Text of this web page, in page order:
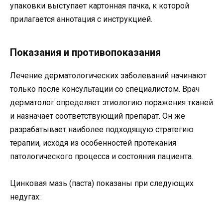
упаковки выступает картонная пачка, к которой
прилагается аннотация с инструкцией.
Показания и противопоказания
Лечение дерматологических заболеваний начинают
только после консультации со специалистом. Врач
дерматолог определяет этиологию поражения тканей
и назначает соответствующий препарат. Он же
разрабатывает наиболее подходящую стратегию
терапии, исходя из особенностей протекания
патологического процесса и состояния пациента.
Цинковая мазь (паста) показаны при следующих
недугах: